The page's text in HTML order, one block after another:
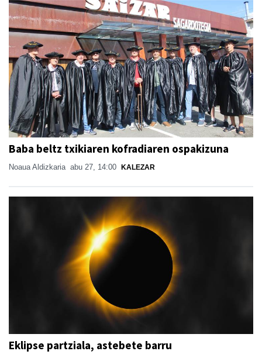
Baba beltz txikiaren kofradiaren ospakizuna
Noaua Aldizkaria abu 27, 14:00 KALEZAR
Eklipse partziala, astebete barru